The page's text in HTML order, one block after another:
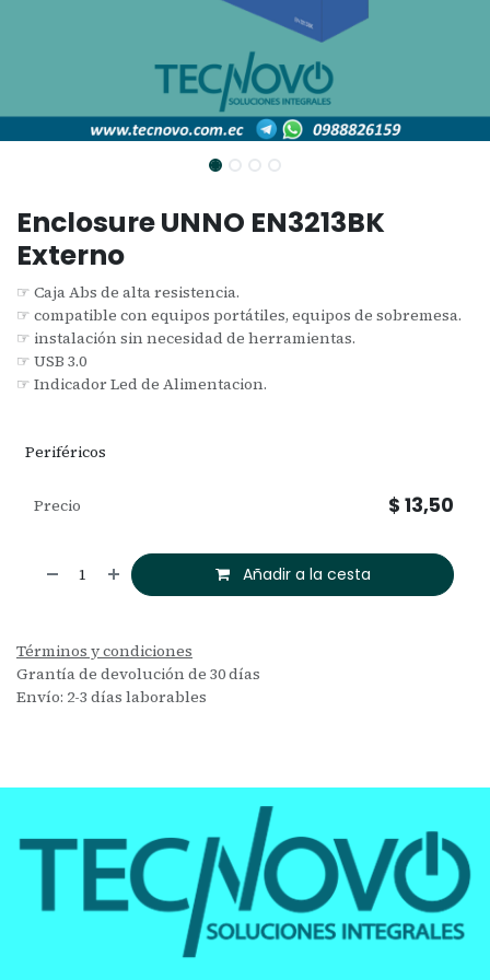
Enclosure UNNO EN3213BK
Externo
☞ Caja Abs de alta resistencia.
☞ compatible con equipos portátiles, equipos de sobremesa.
☞ instalación sin necesidad de herramientas.
☞ USB 3.0
☞ Indicador Led de Alimentacion.
Periféricos
Añadir a la cesta
Precio $ 13,50
Términos y condiciones
Grantía de devolución de 30 días
Envío: 2-3 días laborables